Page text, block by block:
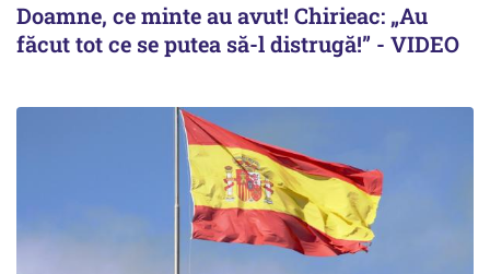
Doamne, ce minte au avut! Chirieac: „Au
făcut tot ce se putea să-l distrugă!” - VIDEO